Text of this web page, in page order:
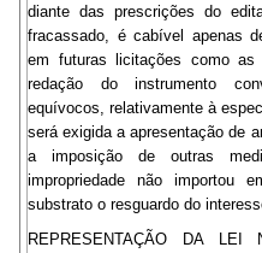
diante das prescrições do
fracassado, é cabível apenas
em futuras licitações como
redação do instrumento
equívocos, relativamente à
será exigida a apresentação de
a imposição de outras
impropriedade não importou
substrato o resguardo do
REPRESENTAÇÃO DA LEI